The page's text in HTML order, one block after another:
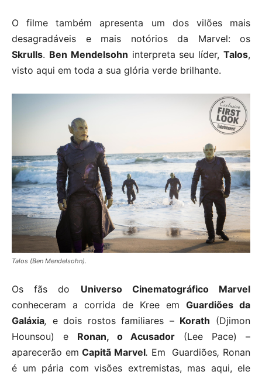
O filme também apresenta um dos vilões mais
desagradáveis ​​e mais notórios da Marvel: os
Skrulls. Ben Mendelsohn interpreta seu líder,Talos,
visto aqui em toda a sua glória verde brilhante.
Talos (Ben Mendelsohn).
Os fãs do Universo Cinematográfico Marvel
conheceram a corrida de Kree em Guardiões da
Galáxia, e dois rostos familiares – Korath (Djimon
Hounsou) e Ronan, o Acusador (Lee Pace) –
aparecerão emCapitã Marvel. Em Guardiões, Ronan
é um pária com visões extremistas, mas aqui, ele